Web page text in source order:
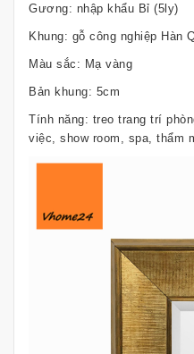
Gương: nhập khẩu Bỉ (5ly)
Khung: gỗ công nghiệp Hàn
Màu sắc: Mạ vàng
Bản khung: 5cm
Tính năng: treo trang trí
việc, show room, spa, thẩm